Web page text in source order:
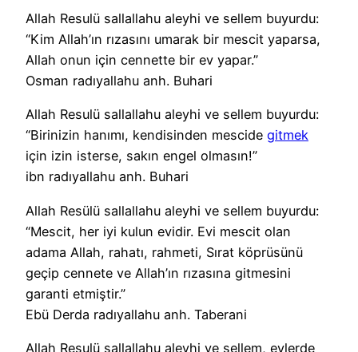
Allah Resulü sallallahu aleyhi ve sellem buyurdu:
“Kim Allah’ın rızasını umarak bir mescit yaparsa,
Allah onun için cennette bir ev yapar.”
Osman radıyallahu anh. Buhari
Allah Resulü sallallahu aleyhi ve sellem buyurdu:
“Birinizin hanımı, kendisinden mescide gitmek
için izin isterse, sakın engel olmasın!”
ibn radıyallahu anh. Buhari
Allah Resülü sallallahu aleyhi ve sellem buyurdu:
“Mescit, her iyi kulun evidir. Evi mescit olan
adama Allah, rahatı, rahmeti, Sırat köprüsünü
geçip cennete ve Allah’ın rızasına gitmesini
garanti etmiştir.”
Ebü Derda radıyallahu anh. Taberani
Allah Resulü sallallahu aleyhi ve sellem, evlerde